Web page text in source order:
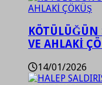
KÖTÜLÜĞÜN
VE AHLAKİ
14/01/2026